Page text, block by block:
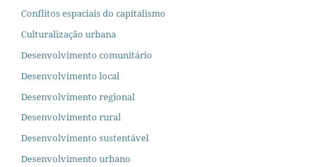
Conflitos espaciais do capitalismo
Culturalização urbana
Desenvolvimento comunitário
Desenvolvimento local
Desenvolvimento regional
Desenvolvimento rural
Desenvolvimento sustentável
Desenvolvimento urbano